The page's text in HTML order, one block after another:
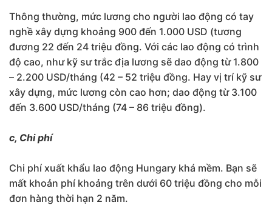
Thông thường, mức lương cho người lao động có tay
nghề xây dựng khoảng 900 đến 1.000 USD (tương
đương 22 đến 24 triệu đồng. Với các lao động có trình
độ cao, như kỹ sư trắc địa lương sẽ dao động từ 1.800
– 2.200 USD/tháng (42 – 52 triệu đồng. Hay vị trí kỹ sư
xây dựng, mức lương còn cao hơn; dao động từ 3.100
đến 3.600 USD/tháng (74 – 86 triệu đồng).
c, Chi phí
Chi phí xuất khẩu lao động Hungary khá mềm. Bạn sẽ
mất khoản phí khoảng trên dưới 60 triệu đồng cho mỗi
đơn hàng thời hạn 2 năm.